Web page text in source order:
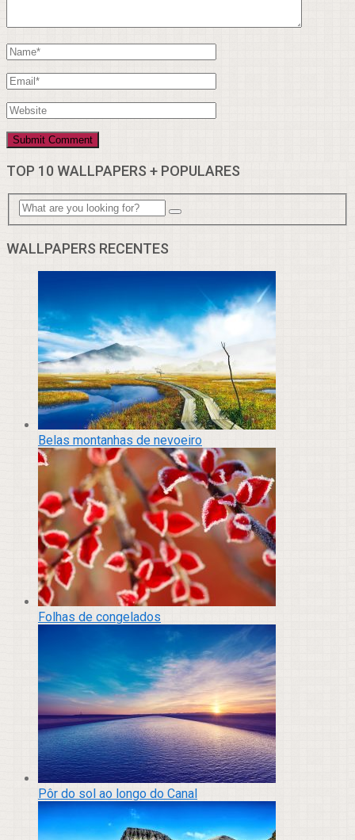
TOP 10 WALLPAPERS + POPULARES
WALLPAPERS RECENTES
Belas montanhas de nevoeiro
Folhas de congelados
Pôr do sol ao longo do Canal